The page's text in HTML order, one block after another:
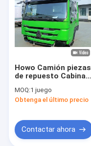
Howo Camión piezas
de repuesto Cabina
Cabina de camión
pesado para
MOQ:1 juego
Obtenga el último precio
Contactar ahora